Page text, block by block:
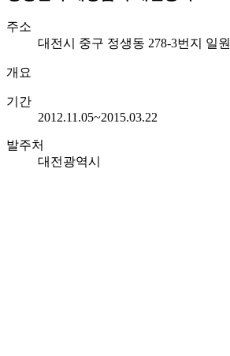
주소
대전시 중구 정생동 278-3번지 일원
개요
기간
2012.11.05~2015.03.22
발주처
대전광역시